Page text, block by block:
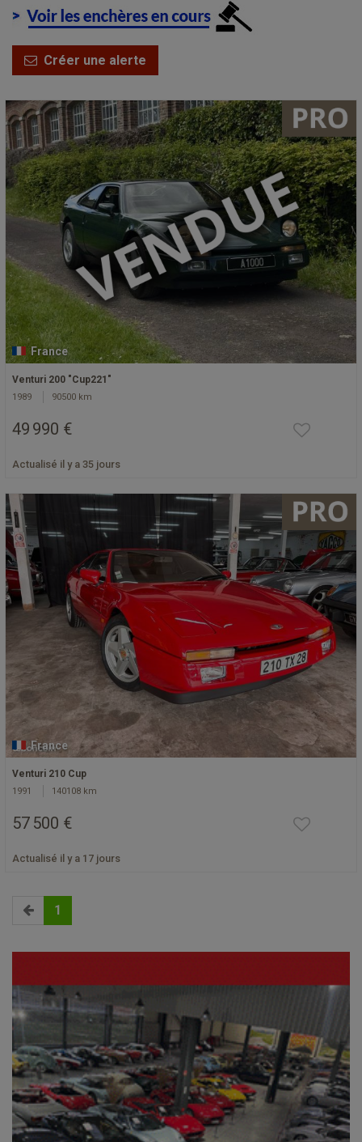
Créer une alerte
France
Venturi 200 "Cup221"
1989 90500 km
49 990 €
Actualisé il y a 35 jours
France
Venturi 210 Cup
1991 140108 km
57 500 €
Actualisé il y a 17 jours
1